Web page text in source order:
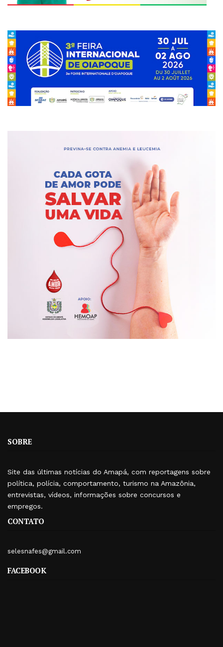
SOBRE
Site das últimas notícias do Amapá, com reportagens sobre
política, polícia, comportamento, turismo na Amazônia,
entrevistas, vídeos, informações sobre concursos e
empregos.
CONTATO
selesnafes@gmail.com
FACEBOOK